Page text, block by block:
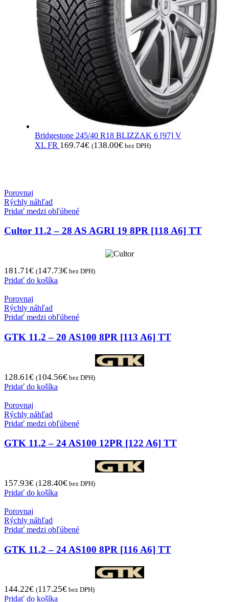
Bridgestone 245/40 R18 BLIZZAK 6 [97] V
XL FR 169.74€ (138.00€ bez DPH)
Porovnaj
Rýchly náhľad
Pridať medzi obľúbené
Cultor 11.2 – 28 AS AGRI 19 8PR [118 A6] TT
181.71€ (147.73€ bez DPH)
Pridať do košíka
Porovnaj
Rýchly náhľad
Pridať medzi obľúbené
GTK 11.2 – 20 AS100 8PR [113 A6] TT
128.61€ (104.56€ bez DPH)
Pridať do košíka
Porovnaj
Rýchly náhľad
Pridať medzi obľúbené
GTK 11.2 – 24 AS100 12PR [122 A6] TT
157.93€ (128.40€ bez DPH)
Pridať do košíka
Porovnaj
Rýchly náhľad
Pridať medzi obľúbené
GTK 11.2 – 24 AS100 8PR [116 A6] TT
144.22€ (117.25€ bez DPH)
Pridať do košíka